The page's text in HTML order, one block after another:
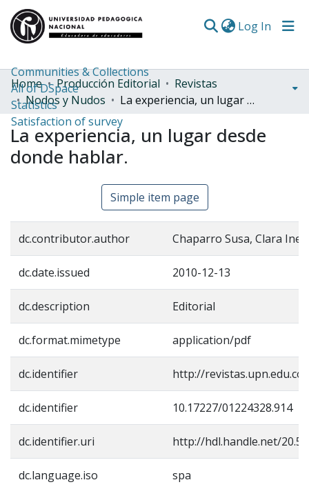
Log In
Communities & Collections
All of DSpace
Statistics
Satisfaction of survey
Home Producción Editorial
Revistas
Nodos y Nudos
La experiencia, un lugar desde donde hablar.
La experiencia, un lugar desde
donde hablar.
Simple item page
dc.contributor.author Chaparro Susa, Clara Ines
dc.date.issued 2010-12-13
dc.description Editorial
dc.format.mimetype application/pdf
dc.identifier http://
dc.identifier 10.17227/01224328.914
dc.identifier.uri http://hdl.handle.net/
dc.language.iso spa